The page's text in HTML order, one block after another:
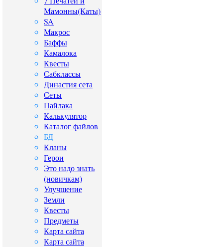
Мамонны(Каты)
SA
Макрос
Баффы
Камалока
Квесты
Сабклассы
Династия сета
Сеты
Пайлака
Калькулятор
Каталог файлов
БД
Кланы
Герои
Это надо знать
(новичкам)
Улучшение
Земли
Квесты
Предметы
Карта сайта
Карта сайта